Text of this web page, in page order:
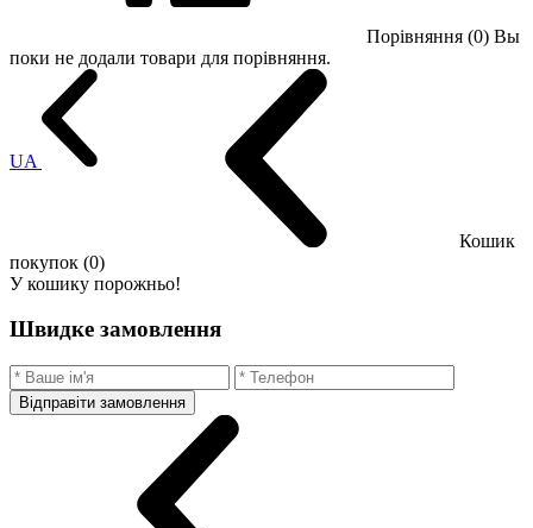
Порівняння (0) Вы
поки не додали товари для порівняння.
UA
Кошик
покупок (0)
У кошику порожньо!
Швидке замовлення
Відправіти замовлення